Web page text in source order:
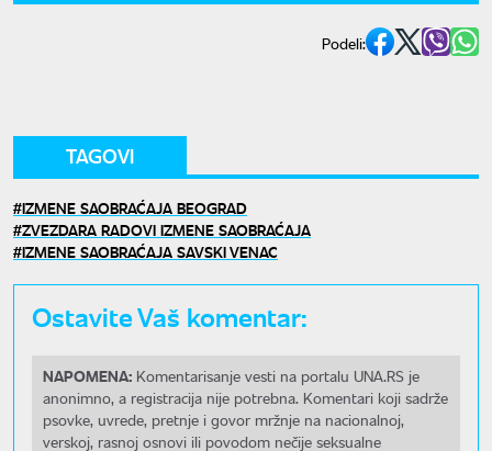
Podeli:
TAGOVI
IZMENE SAOBRAĆAJA BEOGRAD
ZVEZDARA RADOVI IZMENE SAOBRAĆAJA
IZMENE SAOBRAĆAJA SAVSKI VENAC
Ostavite Vaš komentar:
NAPOMENA: Komentarisanje vesti na portalu UNA.RS je
anonimno, a registracija nije potrebna. Komentari koji sadrže
psovke, uvrede, pretnje i govor mržnje na nacionalnoj,
verskoj, rasnoj osnovi ili povodom nečije seksualne